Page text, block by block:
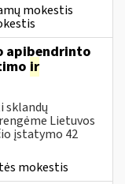
mokestis
apibendrinto
ir
sklandų
Lietuvos
įstatymo 42
mokestis